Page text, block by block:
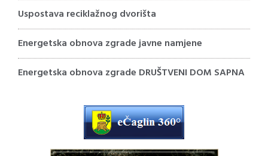
Uspostava reciklažnog dvorišta
Energetska obnova zgrade javne namjene
Energetska obnova zgrade DRUŠTVENI DOM SAPNA